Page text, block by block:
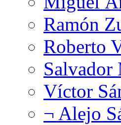
Ramón
Roberto
Salvador
Víctor
¬ Alejo